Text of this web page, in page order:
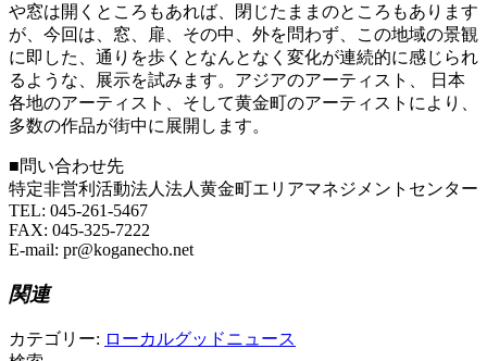
や窓は開くところもあれば、閉じたままのところもあります
が、今回は、窓、扉、その中、外を問わず、この地域の景観
に即した、通りを歩くとなんとなく変化が連続的に感じられ
るような、展示を試みます。アジアのアーティスト、 日本
各地のアーティスト、そして黄金町のアーティストにより、
多数の作品が街中に展開します。
■問い合わせ先
特定非営利活動法人法人黄金町エリアマネジメントセンター
TEL: 045-261-5467
FAX: 045-325-7222
E-mail: pr@koganecho.net
関連
カテゴリー: ローカルグッドニュース